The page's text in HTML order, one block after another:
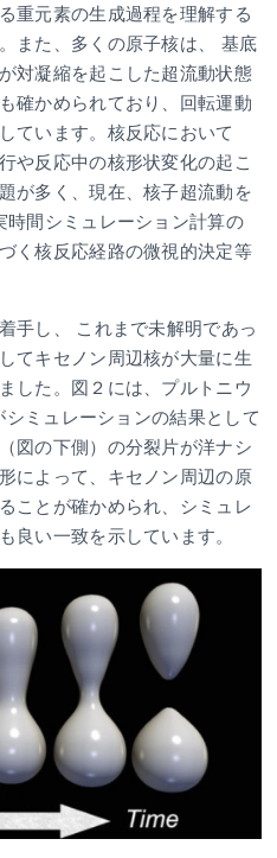
重元素の生成過程を理解する
また、多くの原子核は、 基底
対凝縮を起こした超流動状態
確かめられており、回転運動
ています。核反応において
や反応中の核形状変化の起こ
が多く、現在、核子超流動を
間シミュレーション計算の
く核反応経路の微視的決定等
手し、 これまで未解明であっ
てキセノン周辺核が大量に生
した。図２には、プルトニウ
ミュレーションの結果として
図の下側）の分裂片が洋ナシ
によって、キセノン周辺の原
ことが確かめられ、シミュレ
良い一致を示しています。